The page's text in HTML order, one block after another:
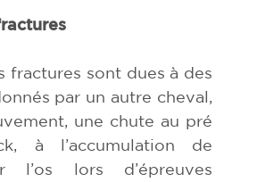
fractures sont dues à des
par un autre cheval,
une chute au pré
à l’accumulation de
l’os lors d’épreuves